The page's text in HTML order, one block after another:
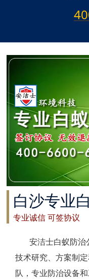
太仓白蚁防治
常州白蚁防治
溧阳白蚁防治
南通白蚁防治
如东白蚁防治
如皋白蚁防治
海安白蚁防治
泰州白蚁防治
兴化白蚁防治
白沙专业
专业诚信 可签协议
安洁士白蚁防
技术研究、方案制
队，专业防治设备